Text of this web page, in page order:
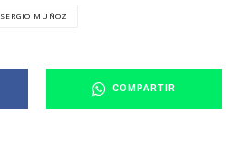
SERGIO MUÑOZ
COMPARTIR